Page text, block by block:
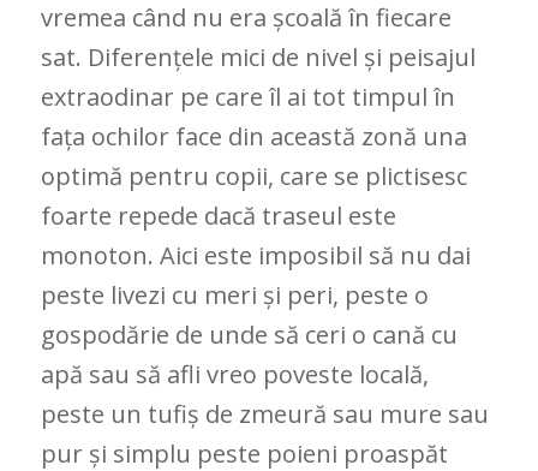
vremea când nu era școală în fiecare
sat. Diferențele mici de nivel și peisajul
extraodinar pe care îl ai tot timpul în
fața ochilor face din această zonă una
optimă pentru copii, care se plictisesc
foarte repede dacă traseul este
monoton. Aici este imposibil să nu dai
peste livezi cu meri și peri, peste o
gospodărie de unde să ceri o cană cu
apă sau să afli vreo poveste locală,
peste un tufiș de zmeură sau mure sau
pur și simplu peste poieni proaspăt